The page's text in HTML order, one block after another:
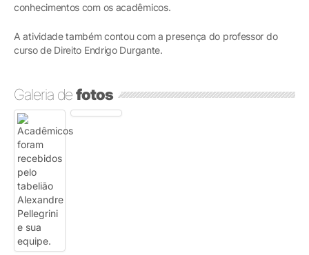
conhecimentos com os acadêmicos.
A atividade também contou com a presença do professor do
curso de Direito Endrigo Durgante.
Galeria defotos